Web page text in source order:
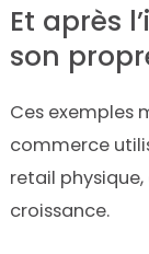
Et après
son
Ces exemples
commerce
retail
croissance.